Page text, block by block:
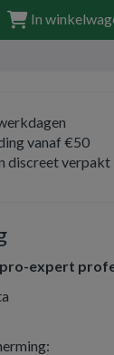
In
vanaf €50
discreet verpakt
pro-expert